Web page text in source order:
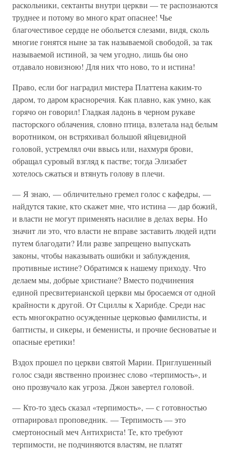
раскольники, сектанты внутри церкви — те распознаются
труднее и потому во много крат опаснее! Чье
благочестивое сердце не обольется слезами, видя, сколь
многие гонятся ныне за так называемой свободой, за так
называемой истиной, за чем угодно, лишь бы оно
отдавало новизною! Для них что ново, то и истина!
Право, если бог наградил мистера Платтена каким-то
даром, то даром красноречия. Как плавно, как умно, как
горячо он говорил! Гладкая ладонь в черном рукаве
пасторского облачения, словно птица, взлетала над белым
воротником, он встряхивал большой яйцевидной
головой, устремлял очи ввысь или, нахмуря брови,
обращал суровый взгляд к пастве; тогда Элизабет
хотелось сжаться и втянуть голову в плечи.
— Я знаю, — обличительно гремел голос с кафедры, —
найдутся такие, кто скажет мне, что истина — дар божий,
и власти не могут применять насилие в делах веры. Но
значит ли это, что власти не вправе заставить людей идти
путем благодати? Или разве запрещено выпускать
законы, чтобы наказывать ошибки и заблуждения,
противные истине? Обратимся к нашему приходу. Что
делаем мы, добрые христиане? Вместо подчинения
единой пресвитерианской церкви мы бросаемся от одной
крайности к другой. От Сциллы к Харибде. Среди нас
есть многократно осужденные церковью фамилисты, и
баптисты, и сикеры, и беменисты, и прочие бесноватые и
опасные еретики!
Вздох прошел по церкви святой Марии. Приглушенный
голос сзади явственно произнес слово «терпимость», и
оно прозвучало как угроза. Джон завертел головой.
— Кто-то здесь сказал «терпимость», — с готовностью
отпарировал проповедник. — Терпимость — это
смертоносный меч Антихриста! Те, кто требуют
терпимости, не подчиняются властям, не платят